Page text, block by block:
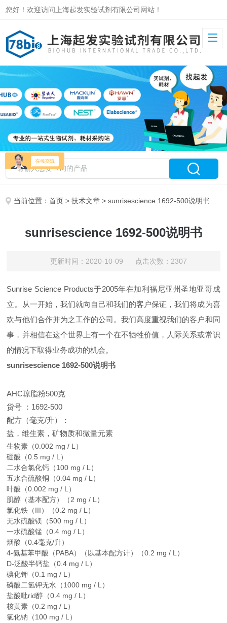
您好！欢迎访问上海起发实验试剂有限公司网站！
当前位置：首页 >技术文章 > sunrisescience 1692-500说明书
sunrisescience 1692-500说明书
更新时间：2020-10-09 点击次数：2307
Sunrise Science Products于2005年在加利福尼亚州圣地亚哥成
立。从一开始，我们就向自己和我们的客户保证，我们将成为喜
欢与他们合作并为之工作的公司。我们高度重视我们的客户和同
事，并相信在这个世界上有一个在不牺牲价值，人际关系或常识
的情况下取得业务成功的机会。
sunrisescience 1692-500说明书
AHC琼脂粉500克
货号 ： 1692-500
配方（毫克/升）：
盐，维生素，矿物质和微量元素
生物素（0.002 mg / L）
硼酸（0.5 mg / L）
二水合氯化钙（100 mg / L）
五水合硫酸铜（0.04 mg / L）
叶酸（0.002 mg / L）
肌醇（基本配方）（2 mg / L）
氯化铁（III）（0.2 mg / L）
无水硫酸镁（500 mg / L）
一水硫酸锰（0.4 mg / L）
烟酸（0.4毫克/升）
4-氨基苯甲酸（PABA）（以基本配方计）（0.2 mg / L）
D-泛酸半钙盐（0.4 mg / L）
碘化钾（0.1 mg / L）
磷酸二氢钾无水（1000 mg / L）
盐酸吡rid醇（0.4 mg / L）
核黄素（0.2 mg / L）
氯化钠（100 mg / L）